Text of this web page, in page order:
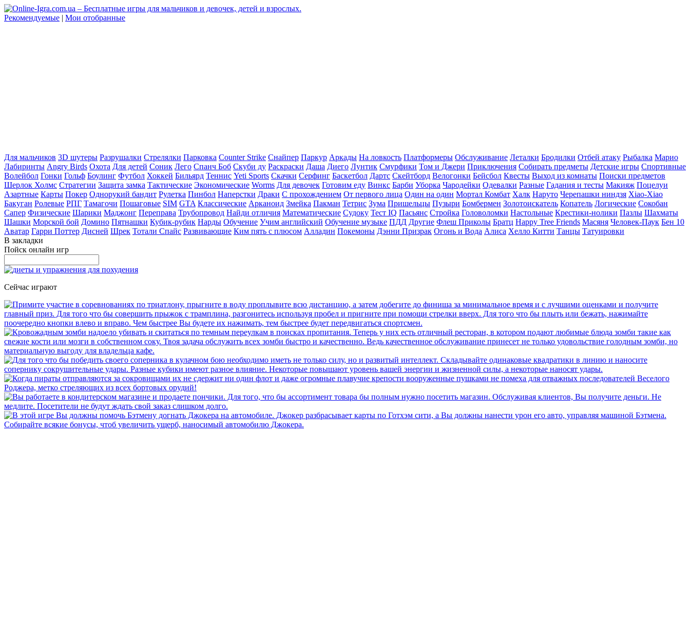
Рекомендуемые | Мои отобранные
Для мальчиков 3D шутеры Разрушалки Стрелялки Парковка Counter Strike Снайпер Паркур Аркады На ловкость Платформеры Обслуживание Леталки Бродилки Отбей атаку Рыбалка Марио
Лабиринты Angry Birds Охота Для детей Соник Лего Спанч Боб Скуби ду Раскраски Даша Диего Лунтик Смурфики Том и Джери Приключения Собирать предметы Детские игры Спортивные
Волейбол Гонки Гольф Боулинг Футбол Хоккей Бильярд Теннис Yeti Sports Скачки Серфинг Баскетбол Дартс Скейтборд Велогонки Бейсбол Квесты Выход из комнаты Поиски предметов
Шерлок Холмс Стратегии Защита замка Тактические Экономические Worms Для девочек Готовим еду Винкс Барби Уборка Чародейки Одевалки Разные Гадания и тесты Макияж Поцелуи
Азартные Карты Покер Однорукий бандит Рулетка Пинбол Наперстки Драки С прохождением От первого лица Один на один Мортал Комбат Халк Наруто Черепашки ниндзя Xiao-Xiao
Бакуган Ролевые РПГ Тамагочи Пошаговые SIM GTA Классические Арканоид Змейка Пакман Тетрис Зума Пришельцы Пузыри Бомбермен Золотоискатель Копатель Логические Сокобан
Сапер Физические Шарики Маджонг Переправа Трубопровод Найди отличия Математические Судоку Тест IQ Пасьянс Стройка Головоломки Настольные Крестики-нолики Пазлы Шахматы
Шашки Морской бой Домино Пятнашки Кубик-рубик Нарды Обучение Учим английский Обучение музыке ПДД Другие Флеш Приколы Братц Happy Tree Friends Масяня Человек-Паук Бен 10
Аватар Гарри Поттер Дисней Шрек Тотали Спайс Развивающие Ким пять с плюсом Алладин Покемоны Дэнни Призрак Огонь и Вода Алиса Хелло Китти Танцы Татуировки
В закладки
Пойск онлайн игр
Сейчас играют